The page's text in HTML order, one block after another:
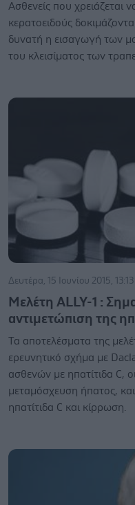
Ασθενείς που
κερατοειδούς
δυνατή η εισαγωγή των
του κλεισίματος των
Δευτέρα, 15 Ιουνίου 2015, 13:13
Μελέτη ALLY-1 :
αντιμετώπιση της
Τα αποτελέσματα της
ερευνητικό σχήμα με
ασθενών με ηπατίτιδα C,
μεταμόσχευση ήπατος,
ηπατίτιδα C και κίρρωση.